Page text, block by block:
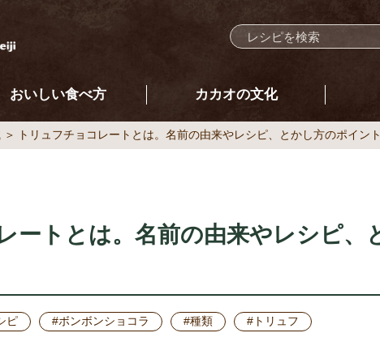
おいしい食べ方 カカオの文化
トリュフチョコレートとは。名前の由来やレシピ、とかし方のポイン
ートとは。名前の由来やレシピ
ピ #ボンボンショコラ #種類 #トリュフ